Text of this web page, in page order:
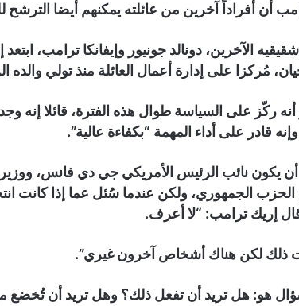
أن أفراداً آخرين من عائلته يمكنهم أيضا الترشح
مُركزا على إدارة أعمال العائلة منذ تولي والده
أنه ركّز على السياسة طوال هذه الفترة، قائلا
قادر على أداء المهمة “بكفاءة عالية”.
يكون نائب الرئيس الأمريكي جي دي فانس، ووزير
إريك ترامب: “لا أعرف.
ذلك لكن هناك أشخاص آخرون غيري”.
هو: هل تريد أن تفعل ذلك؟ وهل تريد أن تُخضع